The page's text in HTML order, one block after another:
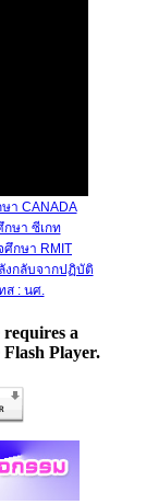
า CANADA
ษา ซีเกท
ศึกษา RMIT
งกลับจากปฏิบัติ
ส : นศ.
a
Player.